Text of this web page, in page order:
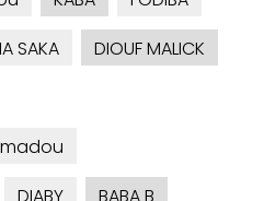
SAKA
DIOUF MALICK